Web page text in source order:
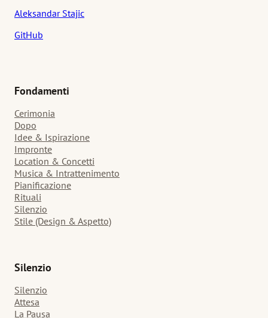
Aleksandar Stajic
GitHub
Fondamenti
Cerimonia
Dopo
Idee & Ispirazione
Impronte
Location & Concetti
Musica & Intrattenimento
Pianificazione
Rituali
Silenzio
Stile (Design & Aspetto)
Silenzio
Silenzio
Attesa
La Pausa